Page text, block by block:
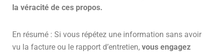
la véracité de ces propos.
En résumé : Si vous répétez une information sans avoir
vu la facture ou le rapport d’entretien, vous engagez